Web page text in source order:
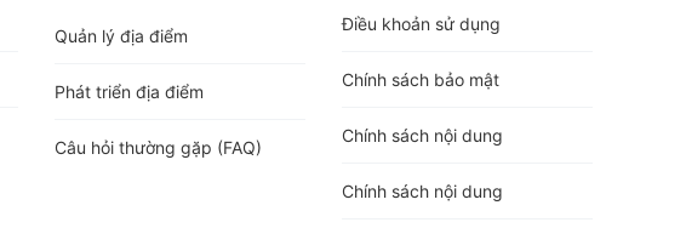
Quản lý địa điểm
Phát triển địa điểm
Câu hỏi thường gặp (FAQ)
Điều khoản sử dụng
Chính sách bảo mật
Chính sách nội dung
Chính sách nội dung